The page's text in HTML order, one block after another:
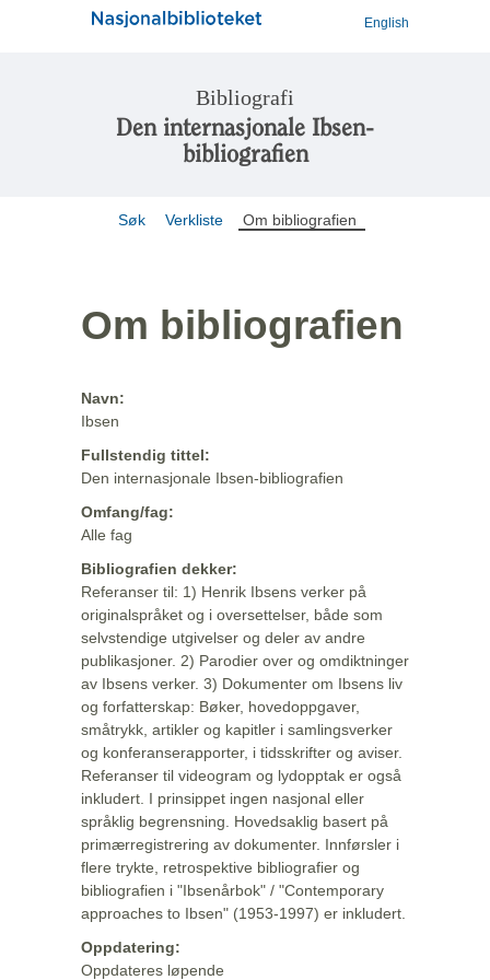
English
Bibliografi
Den internasjonale Ibsen-
bibliografien
Søk Verkliste Om bibliografien
Om bibliografien
Navn:
Ibsen
Fullstendig tittel:
Den internasjonale Ibsen-bibliografien
Omfang/fag:
Alle fag
Bibliografien dekker:
Referanser til: 1) Henrik Ibsens verker på
originalspråket og i oversettelser, både som
selvstendige utgivelser og deler av andre
publikasjoner. 2) Parodier over og omdiktninger
av Ibsens verker. 3) Dokumenter om Ibsens liv
og forfatterskap: Bøker, hovedoppgaver,
småtrykk, artikler og kapitler i samlingsverker
og konferanserapporter, i tidsskrifter og aviser.
Referanser til videogram og lydopptak er også
inkludert. I prinsippet ingen nasjonal eller
språklig begrensning. Hovedsaklig basert på
primærregistrering av dokumenter. Innførsler i
flere trykte, retrospektive bibliografier og
bibliografien i "Ibsenårbok" / "Contemporary
approaches to Ibsen" (1953-1997) er inkludert.
Oppdatering:
Oppdateres løpende